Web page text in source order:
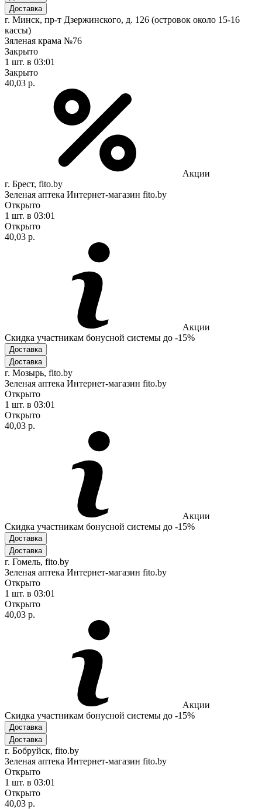
Доставка
г. Минск, пр-т Дзержинского, д. 126 (островок около 15-16
кассы)
Зяленая крама №76
Закрыто
1 шт. в 03:01
Закрыто
40,03 р.
Акции
г. Брест, fito.by
Зеленая аптека Интернет-магазин fito.by
Открыто
1 шт. в 03:01
Открыто
40,03 р.
Акции
Скидка участникам бонусной системы до -15%
Доставка
Доставка
г. Мозырь, fito.by
Зеленая аптека Интернет-магазин fito.by
Открыто
1 шт. в 03:01
Открыто
40,03 р.
Акции
Скидка участникам бонусной системы до -15%
Доставка
Доставка
г. Гомель, fito.by
Зеленая аптека Интернет-магазин fito.by
Открыто
1 шт. в 03:01
Открыто
40,03 р.
Акции
Скидка участникам бонусной системы до -15%
Доставка
Доставка
г. Бобруйск, fito.by
Зеленая аптека Интернет-магазин fito.by
Открыто
1 шт. в 03:01
Открыто
40,03 р.